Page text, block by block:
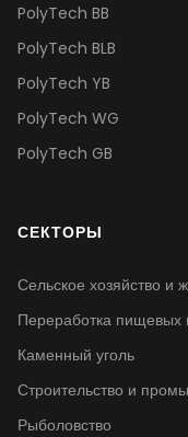
PolyTech BB
PolyTech BLB
PolyTech YB
PolyTech WG
PolyTech GB
СЕКТОРЫ
Сельское хозяйство и
Переработка пищевых
Каменный уголь
Строительство и
Рыболовство